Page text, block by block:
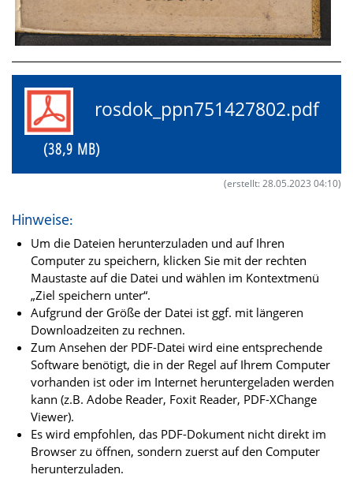
rosdok_ppn751427802.pdf
(38,9 MB)
(erstellt: 28.05.2023 04:10)
Hinweise:
Um die Dateien herunterzuladen und auf Ihren
Computer zu speichern, klicken Sie mit der rechten
Maustaste auf die Datei und wählen im Kontextmenü
„Ziel speichern unter“.
Aufgrund der Größe der Datei ist ggf. mit längeren
Downloadzeiten zu rechnen.
Zum Ansehen der PDF-Datei wird eine entsprechende
Software benötigt, die in der Regel auf Ihrem Computer
vorhanden ist oder im Internet heruntergeladen werden
kann (z.B. Adobe Reader, Foxit Reader, PDF-XChange
Viewer).
Es wird empfohlen, das PDF-Dokument nicht direkt im
Browser zu öffnen, sondern zuerst auf den Computer
herunterzuladen.